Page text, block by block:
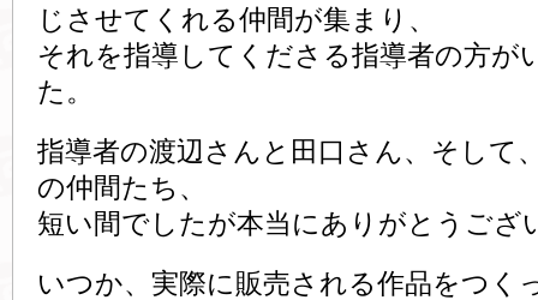
じさせてくれる仲間が集まり、
それを指導してくださる指導者の方が
た。
指導者の渡辺さんと田口さん、そして
の仲間たち、
短い間でしたが本当にありがとうござ
いつか、実際に販売される作品をつく